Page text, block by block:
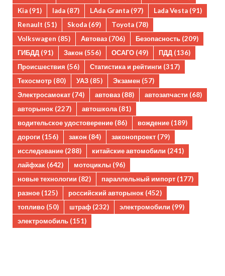
Kia (91) lada (87) LAda Granta (97) Lada Vesta (91)
Renault (51) Skoda (69) Toyota (78)
Volkswagen (85) Автоваз (706) Безопасность (209)
ГИБДД (91) Закон (556) ОСАГО (49) ПДД (136)
Происшествия (56) Статистика и рейтинги (317)
Техосмотр (80) УАЗ (85) Экзамен (57)
Электросамокат (74) автоваз (88) автозапчасти (68)
авторынок (227) автошкола (81)
водительское удостоверение (86) вождение (189)
дороги (156) закон (84) законопроект (79)
исследование (288) китайские автомобили (241)
лайфхак (642) мотоциклы (96)
новые технологии (82) параллельный импорт (177)
разное (125) российский авторынок (452)
топливо (50) штраф (232) электромобили (99)
электромобиль (151)